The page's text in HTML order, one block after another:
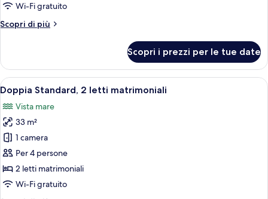
Wi-Fi gratuito
Scopri di più
Altri
Scopri i prezzi per le tue date
Apri
tutte
le
foto
per
Doppia
Standard,
2
Una cassaforte in camera, una
6
Doppia Standard, 2 letti matrimoniali
Vista mare
33 m²
1 camera
Per 4 persone
2 letti matrimoniali
Wi-Fi gratuito